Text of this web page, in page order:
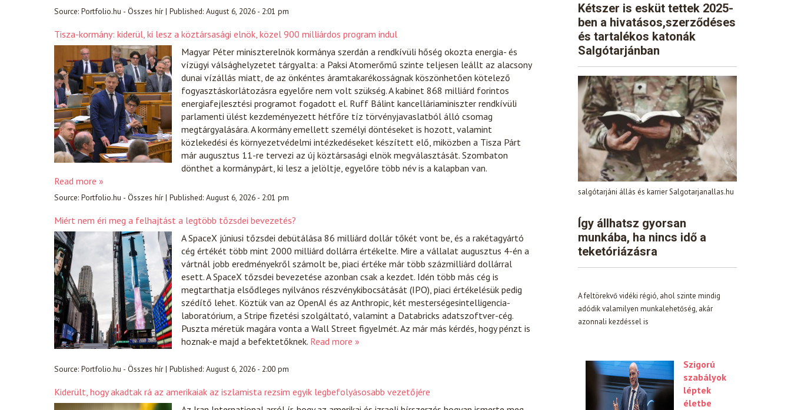
Source: Portfolio.hu - Összes hír| Published: August 6, 2026 - 2:01 pm
Tisza-kormány: kiderül, ki lesz a köztársasági elnök, közel 900 milliárdos program indul
Magyar Péter miniszterelnök kormánya szerdán a rendkívüli hőség okozta energia- és
vízügyi válsághelyzetet tárgyalta: a Paksi Atomerőmű szinte teljesen leállt az alacsony
dunai vízállás miatt, de az önkéntes áramtakarékosságnak köszönhetően kötelező
fogyasztáskorlátozásra egyelőre nem volt szükség. A kabinet 868 milliárd forintos
energiafejlesztési programot fogadott el. Ruff Bálint kancelláriaminiszter rendkívüli
parlamenti ülést kezdeményezett hétfőre tíz törvényjavaslatból álló csomag
megtárgyalására. A kormány emellett személyi döntéseket is hozott, valamint
közlekedési és környezetvédelmi intézkedéseket készített elő, miközben a Tisza Párt
már augusztus 11-re tervezi az új köztársasági elnök megválasztását. Szombaton
dönthet a kormánypárt, ki lesz a jelöltje, egyelőre több név is a kalapban van.
Read more »
Source: Portfolio.hu - Összes hír| Published: August 6, 2026 - 2:01 pm
Miért nem éri meg a felhajtást a legtöbb tőzsdei bevezetés?
A SpaceX júniusi tőzsdei debütálása 86 milliárd dollár tőkét vont be, és a rakétagyártó
cég értékét több mint 2000 milliárd dollárra értékelte. Mire a vállalat augusztus 4-én a
vártnál jobb eredményekről számolt be, piaci értéke már több százmilliárd dollárral
esett. A SpaceX tőzsdei bevezetése azonban csak a kezdet. Idén több más cég is
megtarthatja elsődleges nyilvános részvénykibocsátását (IPO), piaci értékelésük pedig
szédítő lehet. Köztük van az OpenAI és az Anthropic, két mesterségesintelligencia-
laboratórium, a Stripe fizetési szolgáltató, valamint a Databricks adatszoftver-cég.
Puszta méretük magára vonta a Wall Street figyelmét. Az már más kérdés, hogy pénzt is
hoznak-e majd a befektetőknek. Read more »
Source: Portfolio.hu - Összes hír| Published: August 6, 2026 - 2:00 pm
Kiderült, hogy akadtak rá az amerikaiak az iszlamista rezsim egyik legbefolyásosabb vezetőjére
Kétszer is esküt tettek 2025-
ben a hivatásos,szerződéses
és tartalékos katonák
Salgótarjánban
salgótarjáni állás és karrier Salgotarjanallas.hu
Így állhatsz gyorsan
munkába, ha nincs idő a
teketóriázásra
A feltörekvő vidéki régió, ahol szinte mindig
adódik valamilyen munkalehetőség, akár
azonnali kezdéssel is
Szigorú
szabályok
léptek
életbe